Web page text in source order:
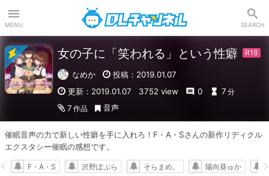
MENU SEARCH
女の子に「笑われる」という性癖
なめか
投稿：2019.01.07
更新：2019.01.07
3752 view 0 7 分
7 作品 音声
催眠音声の力で新しい性癖を手に入れろ！F・A・Sさんの新作リディクル
エクスタシー催眠の感想です。
F・A・S 沢野ぽぷら そらまめ。 陽向葵ゅか